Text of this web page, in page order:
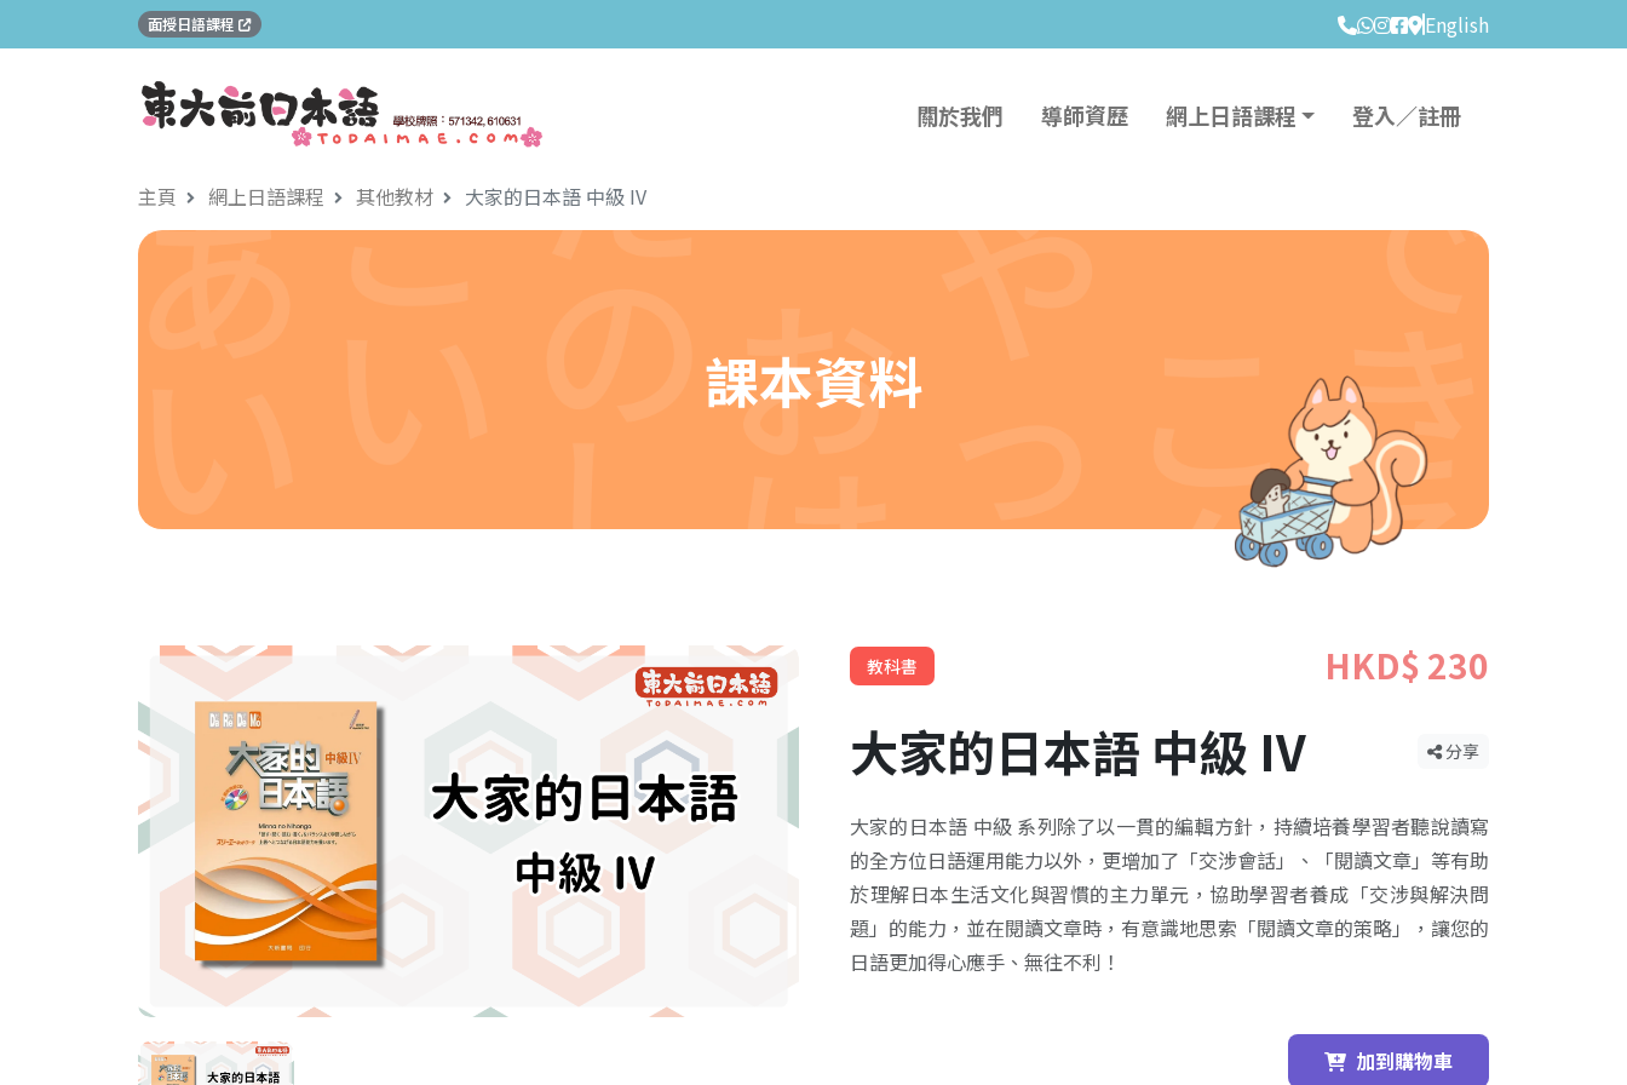
面授日語課程 English
關於我們 導師資歷 網上日語課程 登入／註冊
主頁 網上日語課程 其他教材 大家的日本語 中級 IV
課本資料
教科書 HKD$ 230
大家的日本語 中級 IV 分享
大家的日本語 中級 系列除了以一貫的編輯方針，持續培養學習者聽說讀寫
的全方位日語運用能力以外，更增加了「交涉會話」、「閱讀文章」等有助
於理解日本生活文化與習慣的主力單元，協助學習者養成「交涉與解決問
題」的能力，並在閱讀文章時，有意識地思索「閱讀文章的策略」，讓您的
日語更加得心應手、無往不利！
加到購物車